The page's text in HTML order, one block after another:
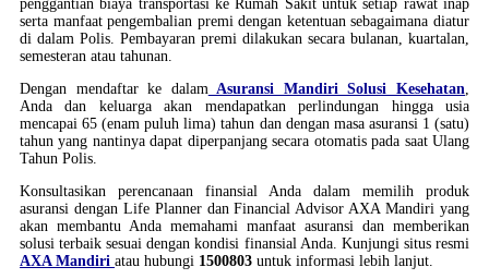
penggantian biaya transportasi ke Rumah Sakit untuk setiap rawat inap
serta manfaat pengembalian premi dengan ketentuan sebagaimana diatur
di dalam Polis. Pembayaran premi dilakukan secara bulanan, kuartalan,
semesteran atau tahunan.
Dengan mendaftar ke dalamAsuransi Mandiri Solusi Kesehatan,
Anda dan keluarga akan mendapatkan perlindungan hingga usia
mencapai 65 (enam puluh lima) tahun dan dengan masa asuransi 1 (satu)
tahun yang nantinya dapat diperpanjang secara otomatis pada saat Ulang
Tahun Polis.
Konsultasikan perencanaan finansial Anda dalam memilih produk
asuransi dengan Life Planner dan Financial Advisor AXA Mandiri yang
akan membantu Anda memahami manfaat asuransi dan memberikan
solusi terbaik sesuai dengan kondisi finansial Anda. Kunjungi situs resmi
AXA Mandiri atau hubungi 1500803 untuk informasi lebih lanjut.